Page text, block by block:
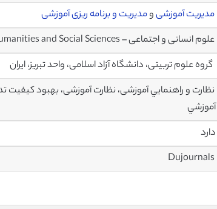
مدیریت آموزشیومدیریت و برنامه ریزی آموزشی
علوم انسانی و اجتماعی – Humanities and Social Sciences
گروه علوم تربیتی، دانشگاه آزاد اسلامی، واحد تبریز، ایران
نظارت و راهنمايي آموزشی، نظارت آموزشی، بهبود
آموزشي
دارد